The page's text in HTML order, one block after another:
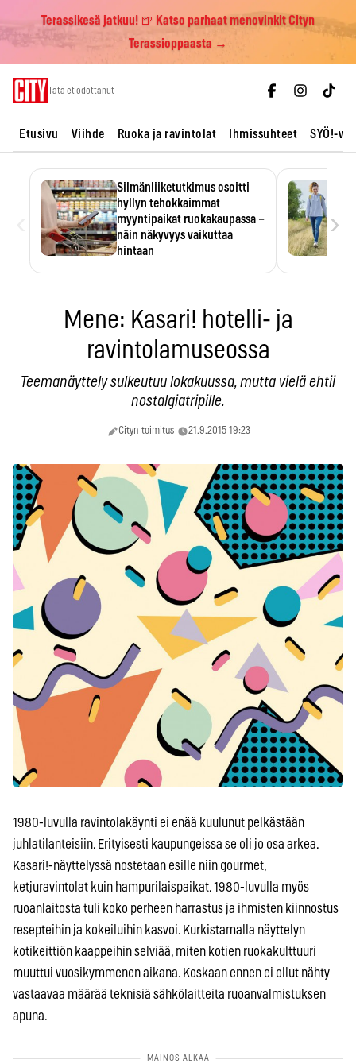
Terassikesä jatkuu! 🍺 Katso parhaat menovinkit Cityn
Terassioppaasta →
Tätä et odottanut
Etusivu Viihde Ruoka ja ravintolat Ihmissuhteet SYÖ!-
Silmänliiketutkimus osoitti
hyllyn tehokkaimmat
myyntipaikat ruokakaupassa –
näin näkyvyys vaikuttaa
hintaan
›
Mene: Kasari! hotelli- ja
ravintolamuseossa
Teemanäyttely sulkeutuu lokakuussa, mutta vielä ehtii
nostalgiatripille.
Cityn toimitus 21.9.2015 19:23
1980-luvulla ravintolakäynti ei enää kuulunut pelkästään
juhlatilanteisiin. Erityisesti kaupungeissa se oli jo osa arkea.
Kasari!-näyttelyssä nostetaan esille niin gourmet,
ketjuravintolat kuin hampurilaispaikat. 1980-luvulla myös
ruoanlaitosta tuli koko perheen harrastus ja ihmisten kiinnostus
resepteihin ja kokeiluihin kasvoi. Kurkistamalla näyttelyn
kotikeittiön kaappeihin selviää, miten kotien ruokakulttuuri
muuttui vuosikymmenen aikana. Koskaan ennen ei ollut nähty
vastaavaa määrää teknisiä sähkölaitteita ruoanvalmistuksen
apuna.